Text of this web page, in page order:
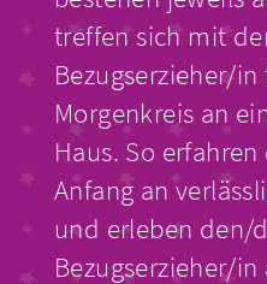
treffen sich mit
Bezugserzieher/
Morgenkreis an
Haus. So
Anfang an
und erleben den/
Bezugserzieher/in